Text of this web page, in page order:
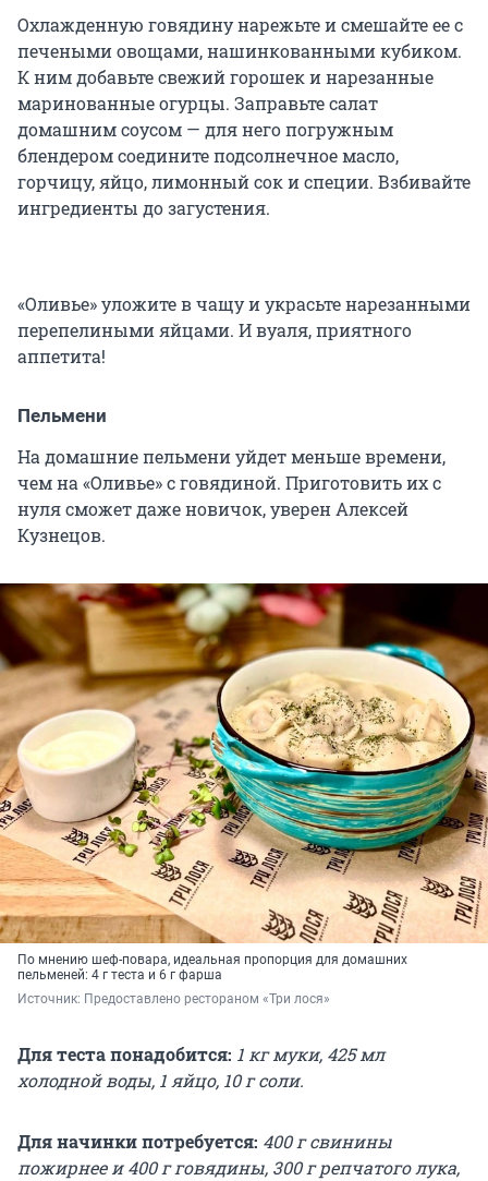
Охлажденную говядину нарежьте и смешайте ее с
печеными овощами, нашинкованными кубиком.
К ним добавьте свежий горошек и нарезанные
маринованные огурцы. Заправьте салат
домашним соусом — для него погружным
блендером соедините подсолнечное масло,
горчицу, яйцо, лимонный сок и специи. Взбивайте
ингредиенты до загустения.
«Оливье» уложите в чащу и украсьте нарезанными
перепелиными яйцами. И вуаля, приятного
аппетита!
Пельмени
На домашние пельмени уйдет меньше времени,
чем на «Оливье» с говядиной. Приготовить их с
нуля сможет даже новичок, уверен Алексей
Кузнецов.
По мнению шеф-повара, идеальная пропорция для домашних
пельменей: 4 г теста и 6 г фарша
Источник: Предоставлено рестораном «Три лося»
Для теста понадобится: 1 кг муки, 425 мл
холодной воды, 1 яйцо, 10 г соли.
Для начинки потребуется: 400 г свинины
пожирнее и 400 г говядины, 300 г репчатого лука,